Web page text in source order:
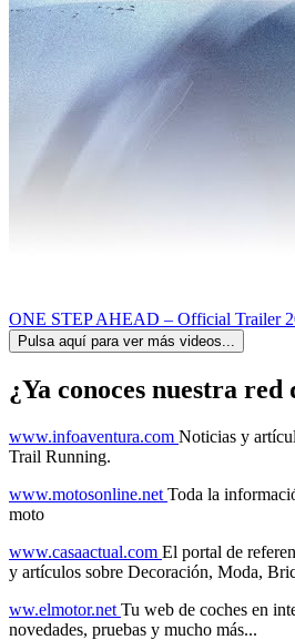
ONE STEP AHEAD – Official Trailer
Pulsa aquí para ver más videos...
¿Ya conoces nuestra red
www.infoaventura.com Noticias y
Trail Running.
www.motosonline.net Toda la
moto
www.casaactual.com El portal de
y artículos sobre Decoración, Moda,
ww.elmotor.net Tu web de coches en
novedades, pruebas y mucho más...